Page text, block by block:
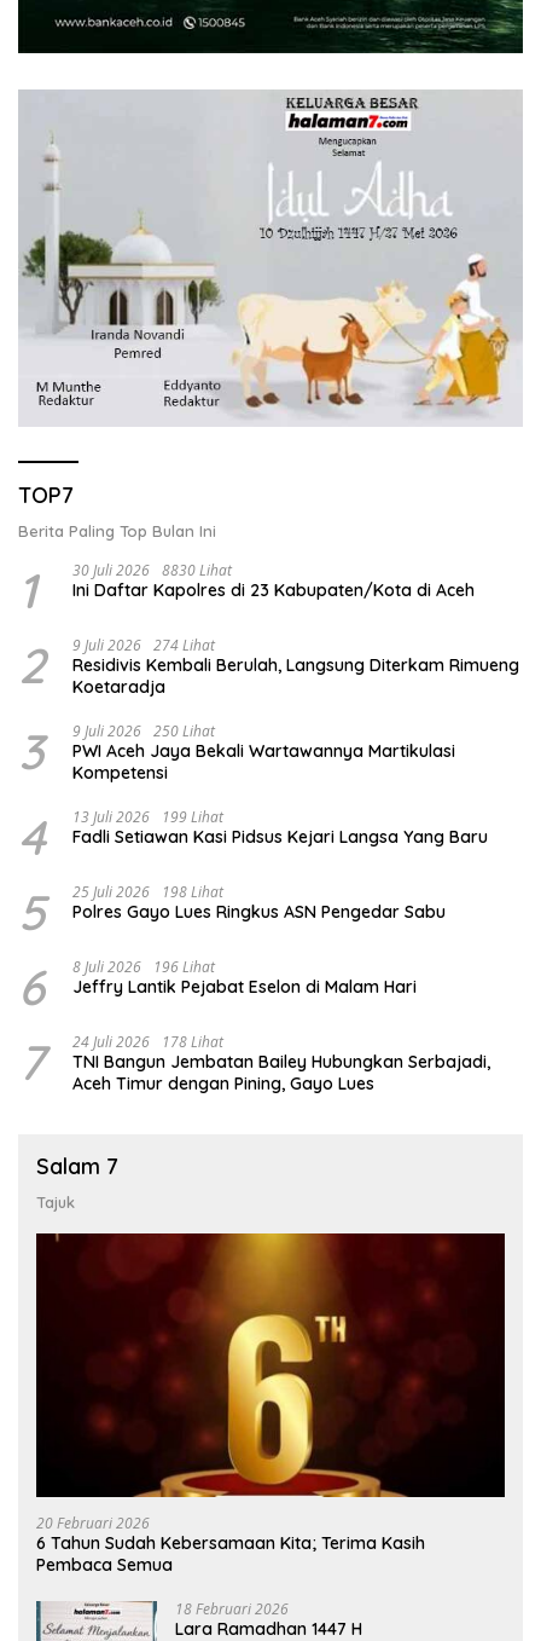
TOP7
Berita Paling Top Bulan Ini
1 30 Juli 2026 8830 Lihat
Ini Daftar Kapolres di 23 Kabupaten/Kota di Aceh
2 9 Juli 2026 274 Lihat
Residivis Kembali Berulah, Langsung Diterkam Rimueng
Koetaradja
3 9 Juli 2026 250 Lihat
PWI Aceh Jaya Bekali Wartawannya Martikulasi
Kompetensi
4 13 Juli 2026 199 Lihat
Fadli Setiawan Kasi Pidsus Kejari Langsa Yang Baru
5 25 Juli 2026 198 Lihat
Polres Gayo Lues Ringkus ASN Pengedar Sabu
6 8 Juli 2026 196 Lihat
Jeffry Lantik Pejabat Eselon di Malam Hari
7 24 Juli 2026 178 Lihat
TNI Bangun Jembatan Bailey Hubungkan Serbajadi,
Aceh Timur dengan Pining, Gayo Lues
Salam 7
Tajuk
20 Februari 2026
6 Tahun Sudah Kebersamaan Kita; Terima Kasih
Pembaca Semua
18 Februari 2026
Lara Ramadhan 1447 H